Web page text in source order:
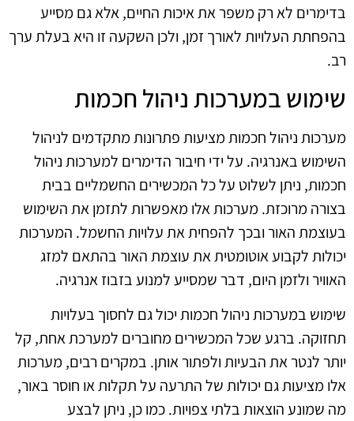
בדימרים לא רק משפר את איכות החיים, אלא גם מסייע
בהפחתת העלויות לאורך זמן, ולכן השקעה זו היא בעלת ערך
רב.
שימוש במערכות ניהול חכמות
מערכות ניהול חכמות מציעות פתרונות מתקדמים לניהול
השימוש באנרגיה. על ידי חיבור הדימרים למערכות ניהול
חכמות, ניתן לשלוט על כל המכשירים החשמליים בבית
בצורה מרוכזת. מערכות אלו מאפשרות לתזמן את השימוש
בעוצמת האור ובכך להפחית את עלויות החשמל. המערכות
יכולות לקבוע אוטומטית את עוצמת האור בהתאם למזג
האוויר ולזמן היום, דבר שמסייע למנוע בזבוז אנרגיה.
שימוש במערכות ניהול חכמות יכול גם לחסוך בעלויות
תחזוקה. ברגע שכל המכשירים מחוברים למערכת אחת, קל
יותר לנטר את הבעיות ולפתור אותן. במקרים רבים, מערכות
אלו מציעות גם יכולות של התרעה על תקלות או חוסר באור,
מה שמונע הוצאות בלתי צפויות. כמו כן, ניתן לבצע